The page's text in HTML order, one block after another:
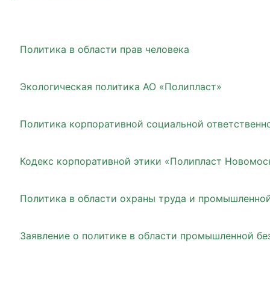
Политика в области прав человека
Экологическая политика АО «Полипласт»
Политика корпоративной социальной
Кодекс корпоративной этики «Полипласт
Политика в области охраны труда и
Заявление о политике в области промышленной